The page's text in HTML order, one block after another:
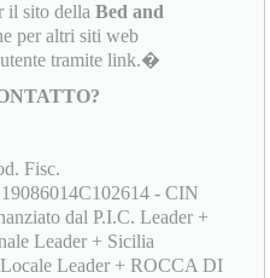
il sito dellaBed and
per altri siti web
tramite link.�
Fisc.
- CIN
dal P.I.C. Leader +
Leader + Sicilia
Leader + ROCCA DI